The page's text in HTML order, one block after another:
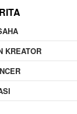
KREATOR